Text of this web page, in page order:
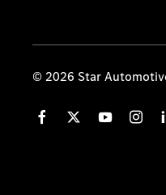
© 2026 Star